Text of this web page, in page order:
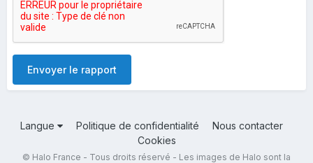
Envoyer le rapport
Langue Politique de confidentialité
Nous contacter
Cookies
© Halo France - Tous droits réservé - Les images de Halo sont la